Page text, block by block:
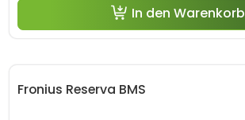
In den Warenkorb
Fronius Reserva BMS